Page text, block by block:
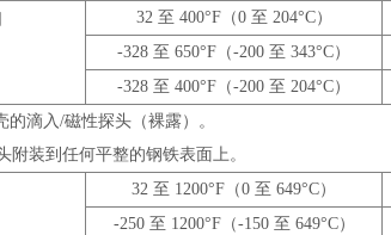
32 至 400°F（0 至 204°C）
-328 至 650°F（-200 至 343°C）
-328 至 400°F（-200 至 204°C）
的滴入/磁性探头（裸露）。
附装到任何平整的钢铁表面上。
32 至 1200°F（0 至 649°C）
-250 至 1200°F（-150 至 649°C）